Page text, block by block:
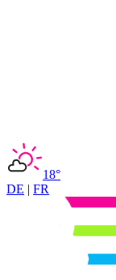
18°
DE | FR